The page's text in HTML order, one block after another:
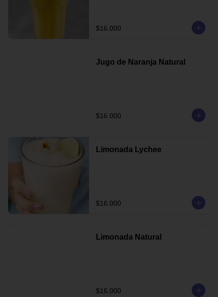
$16.000
Jugo de Naranja Natural
$16.000
Limonada Lychee
$16.000
Limonada Natural
$16.000